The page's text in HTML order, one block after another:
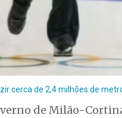
cerca de 2,4 milhões de
de Milão-